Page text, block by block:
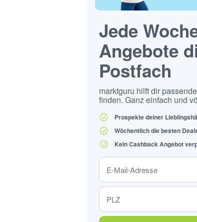
Jede
Angebote
Postfach
marktguru hilft dir
finden. Ganz einfach und
Prospekte deiner
Wöchentlich die besten
Kein Cashback Angebot